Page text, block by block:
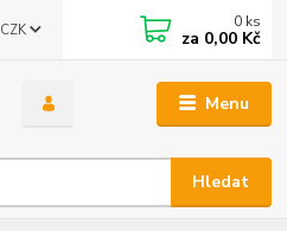
Menu
CZK
Hledat
0 ks
za 0,00 Kč